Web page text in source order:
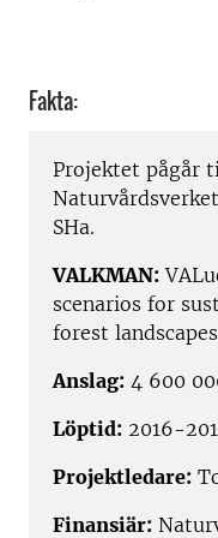
Fakta:
Projektet pågår
SHa.
VALKMAN:
scenarios for
forest landscapes
Anslag: 4 600
Löptid: 2016-
Projektledare:
Finansiär: